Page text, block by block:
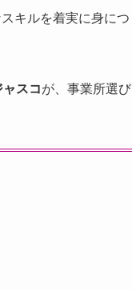
キルを着実に身につ
スコが、事業所選び